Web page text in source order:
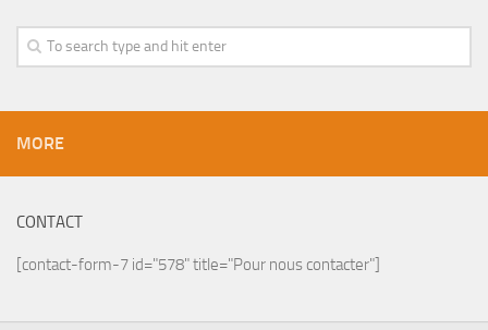
MORE
CONTACT
[contact-form-7 id="578" title="Pour nous contacter"]